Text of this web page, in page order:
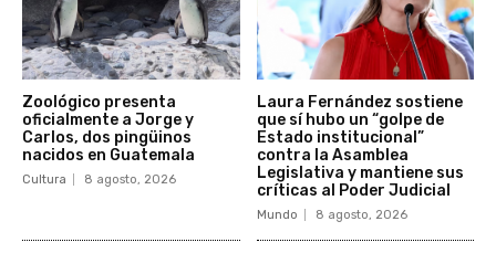
Zoológico presenta
oficialmente a Jorge y
Carlos, dos pingüinos
nacidos en Guatemala
Cultura 8 agosto, 2026
Laura Fernández sostiene
que sí hubo un “golpe de
Estado institucional”
contra la Asamblea
Legislativa y mantiene sus
críticas al Poder Judicial
Mundo 8 agosto, 2026